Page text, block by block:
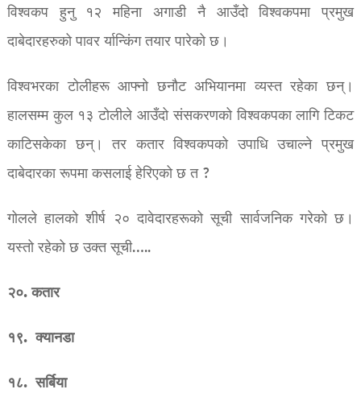
विश्वकप हुनु १२ महिना अगाडी नै आउँदो विश्वकपमा प्रमुख
दाबेदारहरुको पावर र्यान्किंग तयार पारेको छ।
विश्वभरका टोलीहरू आफ्नो छनौट अभियानमा व्यस्त रहेका छन्।
हालसम्म कुल १३ टोलीले आउँदो संसकरणको विश्वकपका लागि टिकट
काटिसकेका छन्। तर कतार विश्वकपको उपाधि उचाल्ने प्रमुख
दाबेदारका रूपमा कसलाई हेरिएको छ त ?
गोलले हालको शीर्ष २० दावेदारहरूको सूची सार्वजनिक गरेको छ।
यस्तो रहेको छ उक्त सूची…..
२०. कतार
१९. क्यानडा
१८. सर्बिया